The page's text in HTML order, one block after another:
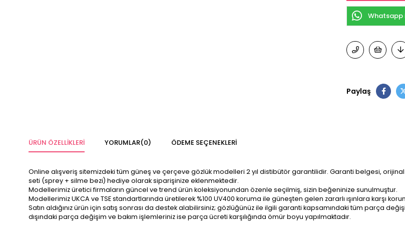
Whatsapp
Paylaş
ÜRÜN ÖZELLIKLERI YORUMLAR(0) ÖDEME SEÇENEKLERI
Online alışveriş sitemizdeki tüm güneş ve çerçeve gözlük modelleri 2 yıl distibütör garantilidir. Garanti belgesi,
seti (sprey + silme bezi) hediye olarak siparişinize eklenmektedir.
Modellerimiz üretici firmaların güncel ve trend ürün koleksiyonundan özenle seçilmiş, sizin beğeninize sunulmuştur.
Modellerimiz UKCA ve TSE standartlarında üretilerek %100 UV400 koruma ile güneşten gelen zararlı ışınlara karşı
Satın aldığınız ürün için satış sonrası da destek alabilirsiniz; gözlüğünüz ile ilgili garanti kapsamındaki tüm parça
dışındaki parça değişim ve bakım işlemleriniz ise parça ücreti karşılığında ömür boyu yapılmaktadır.